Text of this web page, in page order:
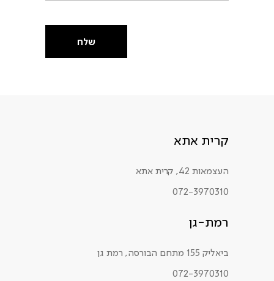
שלח
קרית אתא
העצמאות 42, קרית אתא
072-3970310
רמת-גן
ביאליק 155 מתחם הבורסה, רמת גן
072-3970310